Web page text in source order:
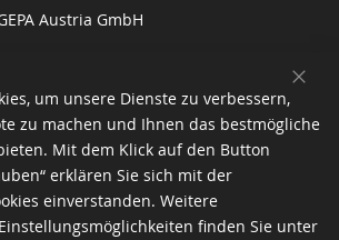
Austria GmbH
um unsere Dienste zu verbessern,
zu machen und Ihnen das bestmögliche
Mit dem Klick auf den Button
erklären Sie sich mit der
einverstanden. Weitere
finden Sie unter